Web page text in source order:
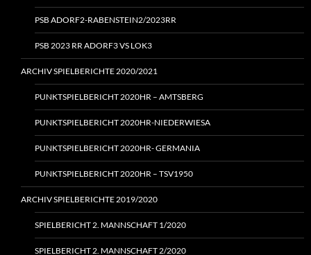
PSB ADORF2-RABENSTEIN2/2023RR
PSB 2023 RR ADORF3 VS LOK3
ARCHIV SPIELBERICHTE 2020/2021
PUNKTSPIELBERICHT 2020HR – AMTSBERG
PUNKTSPIELBERICHT 2020HR-NIEDERWIESA
PUNKTSPIELBERICHT 2020HR- GERMANIA
PUNKTSPIELBERICHT 2020HR – TSV1950
ARCHIV SPIELBERICHTE 2019/2020
SPIELBERICHT 2. MANNSCHAFT 1/2020
SPIELBERICHT 2. MANNSCHAFT 2/2020